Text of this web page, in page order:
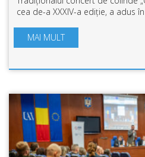
cea de-a XXXIV-a ediție, a adus
Filarmonicii din Arad. E...
MAI MULT